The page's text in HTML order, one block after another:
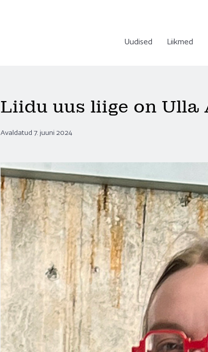
Uudised Liikmed
Liidu uus liige on Ulla
Avaldatud 7. juuni 2024